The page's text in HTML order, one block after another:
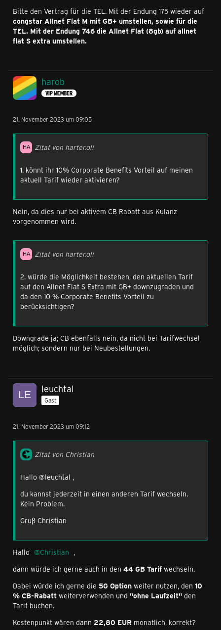
Mark
50BFALLNETMMD
Bitte den Vertrag für die TEL. Mit der Endung 175 wieder auf
congstar Allnet Flat M mit GB+ umstellen, sowie für die
TEL. Mit der Endung 746 die Allnet Flat (8gb) auf allnet
flat S extra umstellen.
harob
VIP MEMBER
21. November 2023 um 09:05
Zitat von harter.oli
1. könnt ihr 10% Corporate Benefits Vorteil auf meinen
aktuell Tarif wieder aktivieren?
Nein, da dies nur bei aktivem CB Rabatt aus Kulanz
vorgenommen wird.
Zitat von harter.oli
2. würde die Möglichkeit bestehen, den aktuellen Tarif
auf den Allnet Flat S Extra mit GB+ downzugraden und
da den 10 % Corporate Benefits Vorteil zu
berücksichtigen?
Downgrade ja; CB ebenfalls nein, da nicht bei Tarifwechsel
möglich; sondern nur bei Neubestellungen.
leuchtal
Gast
21. November 2023 um 09:12
Zitat von Christian
Hallo @leuchtal ,
du kannst jederzeit in einen anderen Tarif wechseln.
Kein Problem.
Gruß Christian
Hallo Christian ,
dann würde ich gerne auch in den 44 GB Tarif wechseln.
Dabei würde ich gerne die 5G Option weiter nutzen, den 10
% CB-Rabatt weiterverwenden und "ohne Laufzeit" den
Tarif buchen.
Kostenpunkt wären dann 22,80 EUR monatlich, korrekt?